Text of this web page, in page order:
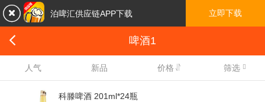
 啤酒1
人气 新品 价格 筛选
科滕啤酒 201ml*24瓶
 泊啤汇供应链APP下载 立即下载